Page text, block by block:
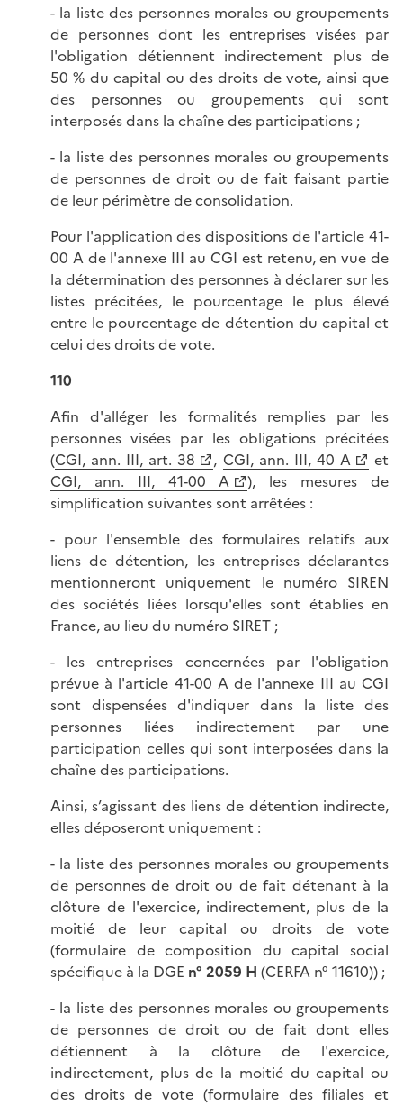
- la liste des personnes morales ou groupements
de personnes dont les entreprises visées par
l'obligation détiennent indirectement plus de
50 % du capital ou des droits de vote, ainsi que
des personnes ou groupements qui sont
interposés dans la chaîne des participations ;
- la liste des personnes morales ou groupements
de personnes de droit ou de fait faisant partie
de leur périmètre de consolidation.
Pour l'application des dispositions de l'article 41-
00 A de l'annexe III au CGI est retenu, en vue de
la détermination des personnes à déclarer sur les
listes précitées, le pourcentage le plus élevé
entre le pourcentage de détention du capital et
celui des droits de vote.
110
Afin d'alléger les formalités remplies par les
personnes visées par les obligations précitées
(CGI, ann. III, art. 38 , CGI, ann. III, 40 A
et
CGI, ann. III, 41-00 A
), les mesures de
simplification suivantes sont arrêtées :
- pour l'ensemble des formulaires relatifs aux
liens de détention, les entreprises déclarantes
mentionneront uniquement le numéro SIREN
des sociétés liées lorsqu'elles sont établies en
France, au lieu du numéro SIRET ;
- les entreprises concernées par l'obligation
prévue à l'article 41-00 A de l'annexe III au CGI
sont dispensées d'indiquer dans la liste des
personnes liées indirectement par une
participation celles qui sont interposées dans la
chaîne des participations.
Ainsi, s’agissant des liens de détention indirecte,
elles déposeront uniquement :
- la liste des personnes morales ou groupements
de personnes de droit ou de fait détenant à la
clôture de l'exercice, indirectement, plus de la
moitié de leur capital ou droits de vote
(formulaire de composition du capital social
spécifique à la DGE n° 2059 H (CERFA n° 11610)) ;
- la liste des personnes morales ou groupements
de personnes de droit ou de fait dont elles
détiennent à la clôture de l'exercice,
indirectement, plus de la moitié du capital ou
des droits de vote (formulaire des filiales et